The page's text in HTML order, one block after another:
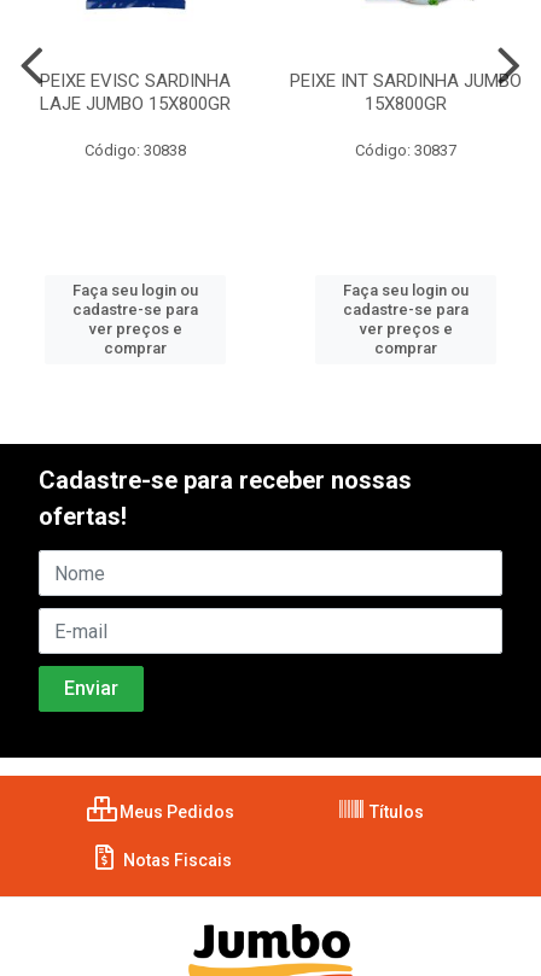
PEIXE EVISC SARDINHA
LAJE JUMBO 15X800GR
Código: 30838
Faça seu login ou
cadastre-se para
ver preços e
comprar
PEIXE INT SARDINHA JUMBO
15X800GR
Código: 30837
Faça seu login ou
cadastre-se para
ver preços e
comprar
Cadastre-se para receber nossas
ofertas!
Meus Pedidos Títulos
Notas Fiscais